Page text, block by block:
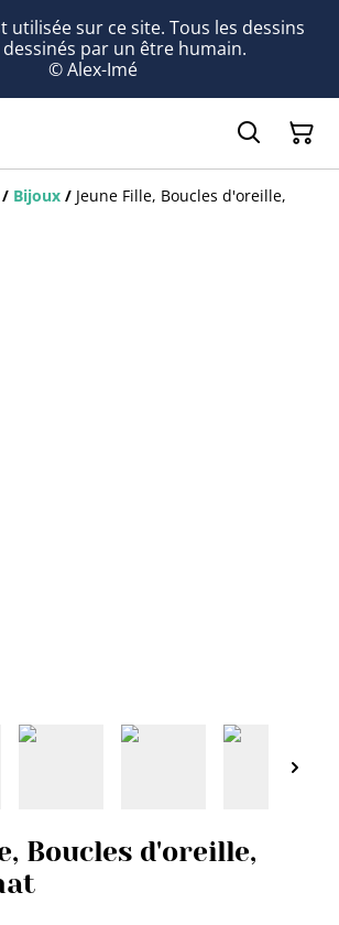
utilisée sur ce site. Tous les dessins
par un être humain.
© Alex-Imé
/ Bijoux / Jeune Fille, Boucles d'oreille,
Boucles d'oreille,